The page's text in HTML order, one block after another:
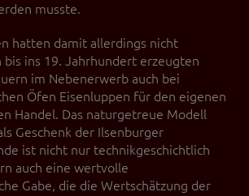
musste.
hatten damit allerdings nicht
bis ins 19. Jahrhundert erzeugten
im Nebenerwerb auch bei
Öfen Eisenluppen für den eigenen
Handel. Das naturgetreue Modell
Geschenk der Ilsenburger
ist nicht nur technikgeschichtlich
auch eine wertvolle
Gabe, die die Wertschätzung der